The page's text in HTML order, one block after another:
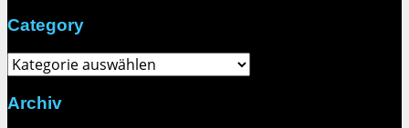
Category
Category
Archiv